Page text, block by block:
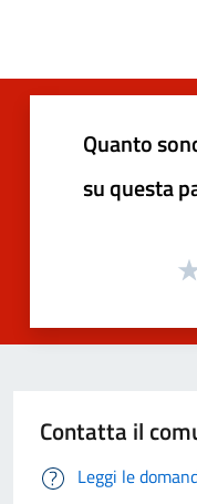
Quanto
su questa
Contatta il
Leggi le